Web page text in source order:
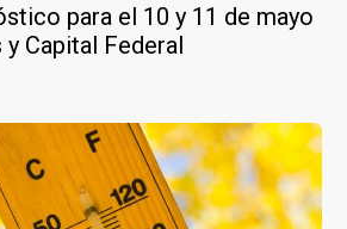
para el 10 y 11 de mayo
Capital Federal